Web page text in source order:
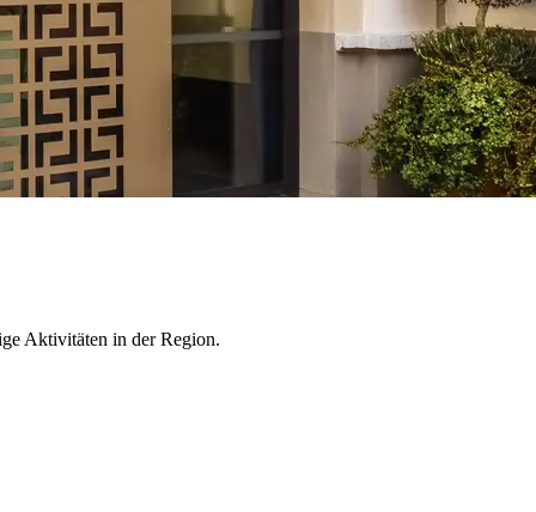
Aktivitäten in der Region.